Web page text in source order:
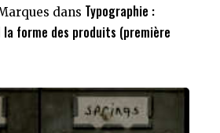
dans Typographie :
la forme des produits (première